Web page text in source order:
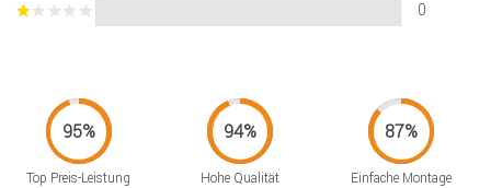
0
Top Preis-Leistung Hohe Qualität Einfache Montage